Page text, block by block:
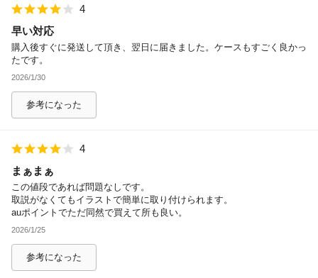
4
早い対応
購入後すぐに発送して頂き、翌日に届きました。ケースもすごく良かっ
たです。
2026/1/30
参考になった
4
まぁまぁ
この値段であれば問題なしです。
取説がなくてもイラストで簡単に取り付けられます。
auポイントでただ同然で買えて所も良い。
2026/1/25
参考になった